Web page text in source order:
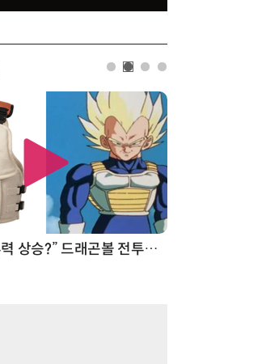
“입으면 전투력 상승?” 드래곤볼 전투복 닮은 중량조끼